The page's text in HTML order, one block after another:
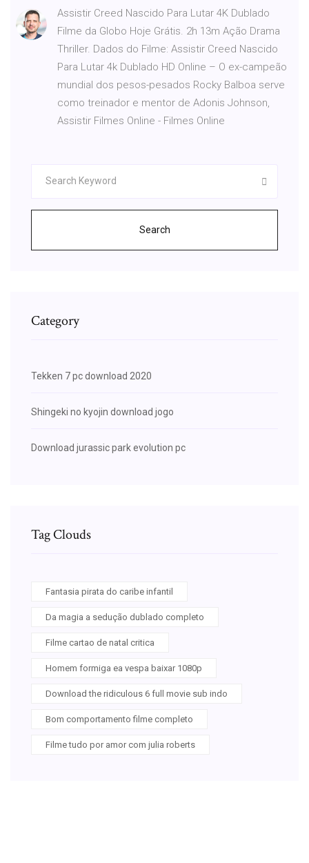
Assistir Creed Nascido Para Lutar 4K Dublado
Filme da Globo Hoje Grátis. 2h 13m Ação Drama
Thriller. Dados do Filme: Assistir Creed Nascido
Para Lutar 4k Dublado HD Online – O ex-campeão
mundial dos pesos-pesados Rocky Balboa serve
como treinador e mentor de Adonis Johnson,
Assistir Filmes Online - Filmes Online
Search
Category
Tekken 7 pc download 2020
Shingeki no kyojin download jogo
Download jurassic park evolution pc
Tag Clouds
Fantasia pirata do caribe infantil
Da magia a sedução dublado completo
Filme cartao de natal critica
Homem formiga ea vespa baixar 1080p
Download the ridiculous 6 full movie sub indo
Bom comportamento filme completo
Filme tudo por amor com julia roberts